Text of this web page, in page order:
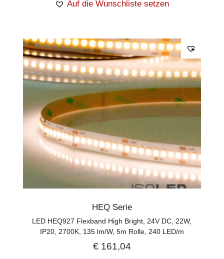
Auf die Wunschliste setzen
HEQ Serie
LED HEQ927 Flexband High Bright, 24V DC, 22W,
IP20, 2700K, 135 lm/W, 5m Rolle, 240 LED/m
€161,04